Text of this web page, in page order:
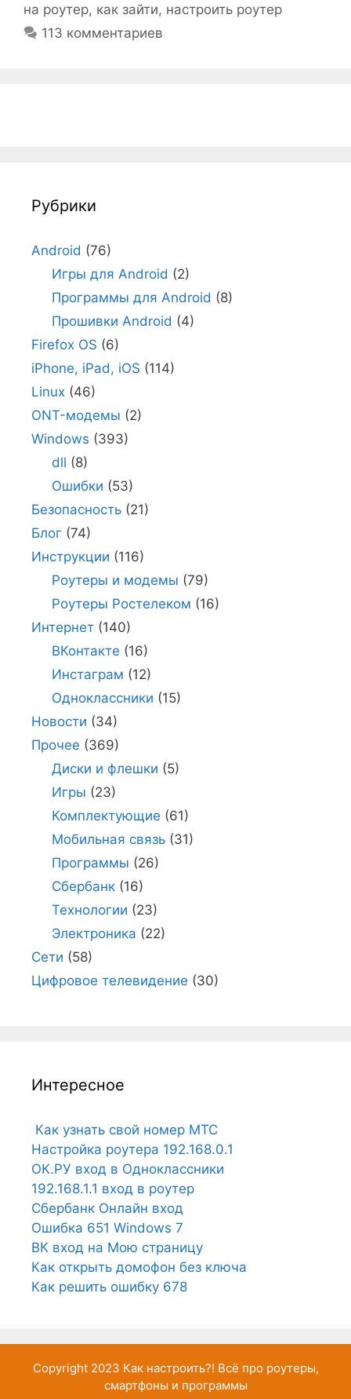
на роутер, как зайти, настроить роутер
113 комментариев
Рубрики
Android (76)
Игры для Android (2)
Программы для Android (8)
Прошивки Android (4)
Firefox OS (6)
iPhone, iPad, iOS (114)
Linux (46)
ONT-модемы (2)
Windows (393)
dll (8)
Ошибки (53)
Безопасность (21)
Блог (74)
Инструкции (116)
Роутеры и модемы (79)
Роутеры Ростелеком (16)
Интернет (140)
ВКонтакте (16)
Инстаграм (12)
Одноклассники (15)
Новости (34)
Прочее (369)
Диски и флешки (5)
Игры (23)
Комплектующие (61)
Мобильная связь(31)
Программы (26)
Сбербанк(16)
Технологии (23)
Электроника (22)
Сети (58)
Цифровое телевидение (30)
Интересное
Как узнать свой номер МТС
Настройка роутера 192.168.0.1
ОК.РУ вход в Одноклассники
192.168.1.1 вход в роутер
Сбербанк Онлайн вход
Ошибка 651 Windows 7
ВК вход на Мою страницу
Как открыть домофон без ключа
Как решить ошибку 678
Copyright 2023 Как настроить?! Всё про роутеры,
смартфоны и программы